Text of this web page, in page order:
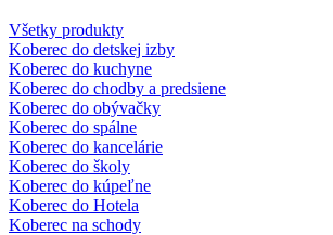
Všetky produkty
Koberec do detskej izby
Koberec do kuchyne
Koberec do chodby a predsiene
Koberec do obývačky
Koberec do spálne
Koberec do kancelárie
Koberec do školy
Koberec do kúpeľne
Koberec do Hotela
Koberec na schody